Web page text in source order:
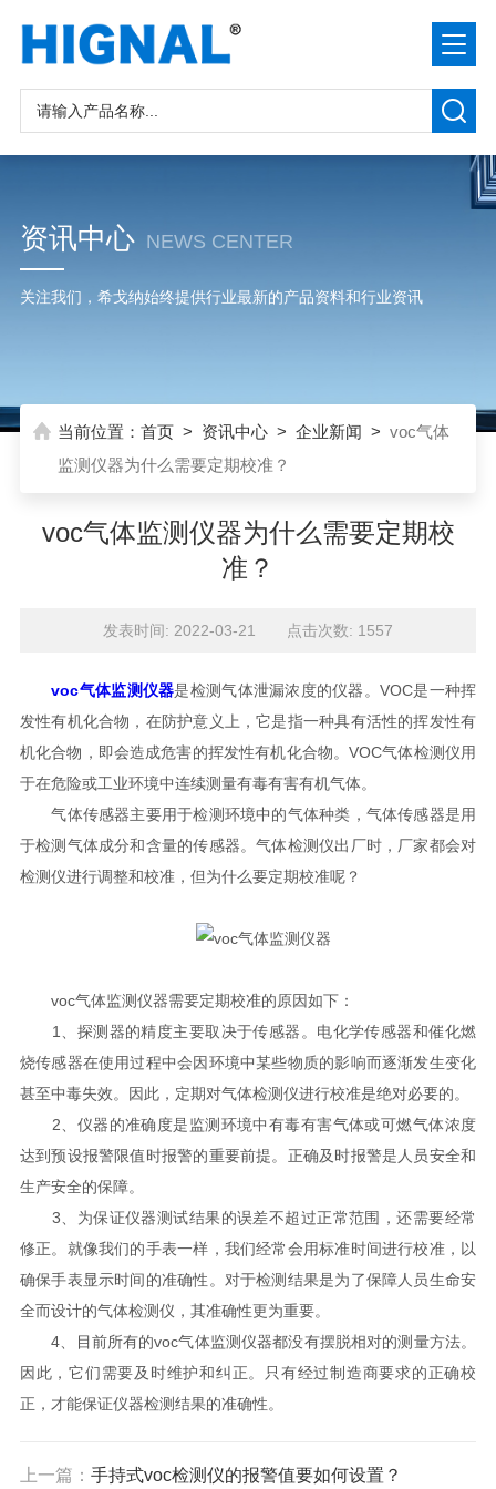
资讯中心 NEWS CENTER
关注我们，希戈纳始终提供行业最新的产品资料和行业资讯
当前位置： 首页> 资讯中心> 企业新闻 > voc气体
监测仪器为什么需要定期校准？
voc气体监测仪器为什么需要定期校
准？
发表时间: 2022-03-21 点击次数: 1557
voc气体监测仪器是检测气体泄漏浓度的仪器。VOC是一种挥
发性有机化合物，在防护意义上，它是指一种具有活性的挥发性有
机化合物，即会造成危害的挥发性有机化合物。VOC气体检测仪用
于在危险或工业环境中连续测量有毒有害有机气体。
气体传感器主要用于检测环境中的气体种类，气体传感器是用
于检测气体成分和含量的传感器。气体检测仪出厂时，厂家都会对
检测仪进行调整和校准，但为什么要定期校准呢？
voc气体监测仪器需要定期校准的原因如下：
1、探测器的精度主要取决于传感器。电化学传感器和催化燃
烧传感器在使用过程中会因环境中某些物质的影响而逐渐发生变化
甚至中毒失效。因此，定期对气体检测仪进行校准是绝对必要的。
2、仪器的准确度是监测环境中有毒有害气体或可燃气体浓度
达到预设报警限值时报警的重要前提。正确及时报警是人员安全和
生产安全的保障。
3、为保证仪器测试结果的误差不超过正常范围，还需要经常
修正。就像我们的手表一样，我们经常会用标准时间进行校准，以
确保手表显示时间的准确性。对于检测结果是为了保障人员生命安
全而设计的气体检测仪，其准确性更为重要。
4、目前所有的voc气体监测仪器都没有摆脱相对的测量方法。
因此，它们需要及时维护和纠正。只有经过制造商要求的正确校
正，才能保证仪器检测结果的准确性。
上一篇： 手持式voc检测仪的报警值要如何设置？